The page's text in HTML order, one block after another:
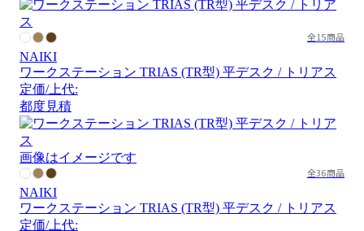
全15商品
NAIKI
ワークステーション TRIAS (TR型) 平デスク / トリアス
定価/上代:
都度見積
画像はイメージです
全36商品
NAIKI
ワークステーション TRIAS (TR型) 平デスク / トリアス
定価/上代: